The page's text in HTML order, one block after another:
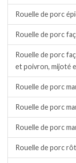
Rouelle de porc
Rouelle de porc
Rouelle de porc
et poivron, mijoté
Rouelle de porc
Rouelle de porc
Rouelle de porc
Rouelle de porc